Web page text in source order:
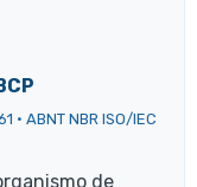
· ABNT NBR ISO/IEC
de